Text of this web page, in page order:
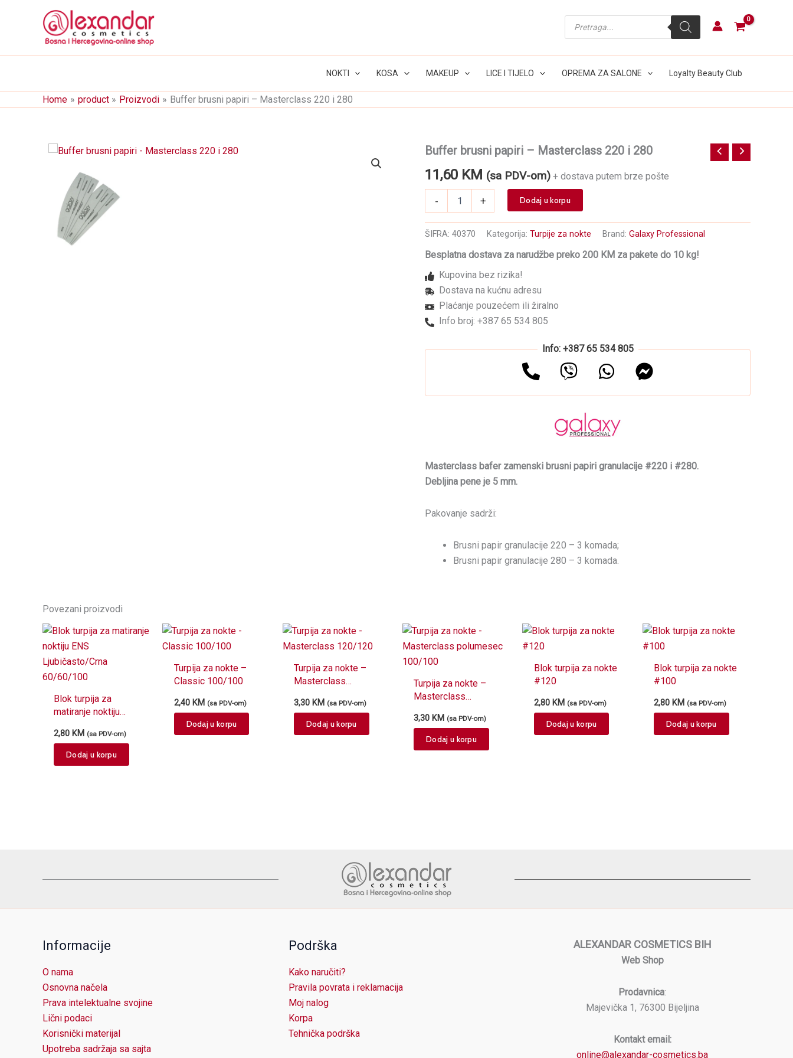
search
NOKTI KOSA MAKEUP LICE I TIJELO OPREMA ZA SALONE Loyalty Beauty Club
Home product Proizvodi Buffer brusni papiri – Masterclass 220 i 280
Buffer brusni papiri – Masterclass 220 i 280
11,60 KM (sa PDV-om) + dostava putem brze pošte
-
-
220
280
količina
+ Dodaj u korpu
ŠIFRA: 40370 Kategorija: Turpije za nokte Brand: Galaxy Professional
Besplatna dostava za narudžbe preko 200 KM za pakete do 10 kg!
Kupovina bez rizika!
Dostava na kućnu adresu
Plaćanje pouzećem ili žiralno
Info broj: +387 65 534 805
Info: +387 65 534 805
Masterclass bafer zamenski brusni papiri granulacije #220 i #280.
Debljina pene je 5 mm.
Pakovanje sadrži:
Brusni papir granulacije 220 – 3 komada;
Brusni papir granulacije 280 – 3 komada.
Povezani proizvodi
Blok turpija za
matiranje noktiju
60/60/100
2,80 KM (sa PDV-om)
Dodaj u korpu
Turpija za nokte –
Classic 100/100
2,40 KM (sa PDV-om)
Dodaj u korpu
Turpija za nokte –
Masterclass
3,30 KM (sa PDV-om)
Dodaj u korpu
Turpija za nokte –
Masterclass
3,30 KM (sa PDV-om)
Dodaj u korpu
Blok turpija za nokte
#120
2,80 KM (sa PDV-om)
Dodaj u korpu
Blok turpija za nokte
#100
2,80 KM (sa PDV-om)
Dodaj u korpu
Informacije
O nama
Osnovna načela
Prava intelektualne svojine
Lični podaci
Korisnički materijal
Upotreba sadržaja sa sajta
Podrška
Kako naručiti?
Pravila povrata i reklamacija
Moj nalog
Korpa
Tehnička podrška
ALEXANDAR COSMETICS BIH
Web Shop
Prodavnica:
Majevička 1, 76300 Bijeljina
Kontakt email:
online@alexandar-cosmetics.ba
220
280
količina